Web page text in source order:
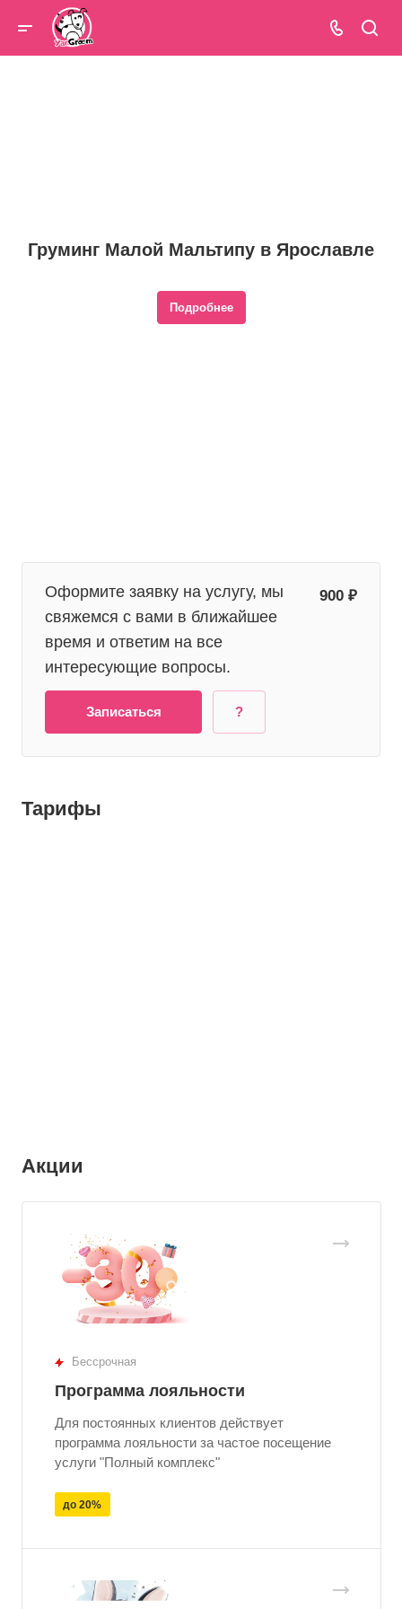
Груминг Малой Мальтипу в Ярославле
Подробнее
Оформите заявку на услугу, мы
свяжемся с вами в ближайшее
время и ответим на все
интересующие вопросы.
900 ₽
Записаться ?
Тарифы
Акции
Бессрочная
Программа лояльности
Для постоянных клиентов действует
программа лояльности за частое посещение
услуги "Полный комплекс"
до 20%